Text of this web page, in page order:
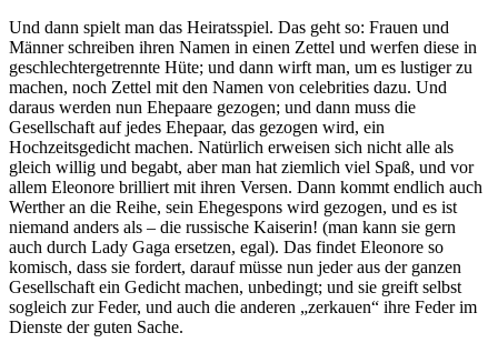
Und dann spielt man das Heiratsspiel. Das geht so: Frauen und
Männer schreiben ihren Namen in einen Zettel und werfen diese in
geschlechtergetrennte Hüte; und dann wirft man, um es lustiger zu
machen, noch Zettel mit den Namen von celebrities dazu. Und
daraus werden nun Ehepaare gezogen; und dann muss die
Gesellschaft auf jedes Ehepaar, das gezogen wird, ein
Hochzeitsgedicht machen. Natürlich erweisen sich nicht alle als
gleich willig und begabt, aber man hat ziemlich viel Spaß, und vor
allem Eleonore brilliert mit ihren Versen. Dann kommt endlich auch
Werther an die Reihe, sein Ehegespons wird gezogen, und es ist
niemand anders als – die russische Kaiserin! (man kann sie gern
auch durch Lady Gaga ersetzen, egal). Das findet Eleonore so
komisch, dass sie fordert, darauf müsse nun jeder aus der ganzen
Gesellschaft ein Gedicht machen, unbedingt; und sie greift selbst
sogleich zur Feder, und auch die anderen „zerkauen“ ihre Feder im
Dienste der guten Sache.